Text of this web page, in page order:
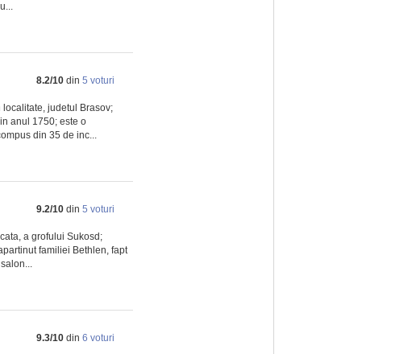
8.2/10din 5 voturi
judetul Brasov;
anul 1750; este o
din 35 de inc...
9.2/10din 5 voturi
a grofului Sukosd;
familiei Bethlen, fapt
9.3/10din 6 voturi